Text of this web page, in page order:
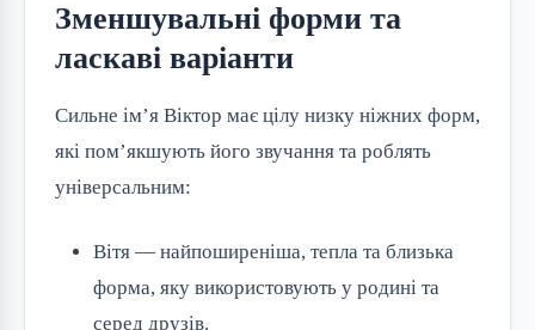
Зменшувальні форми та
ласкаві варіанти
Сильне ім’я Віктор має цілу низку ніжних форм,
які пом’якшують його звучання та роблять
універсальним:
Вітя — найпоширеніша, тепла та близька
форма, яку використовують у родині та
серед друзів.